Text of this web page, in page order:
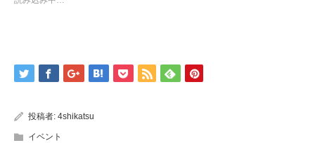
投稿者: 4shikatsu
イベント